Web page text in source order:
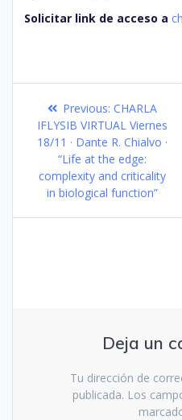
Solicitar link de acceso a
Navegación
de
entradas
Previous: Previous
post:
CHARLA
IFLYSIB VIRTUAL Viernes
18/11 · Dante R. Chialvo ·
“Life at the edge:
complexity and criticality
in biological function”
Deja un
Tu dirección de
publicada. Los